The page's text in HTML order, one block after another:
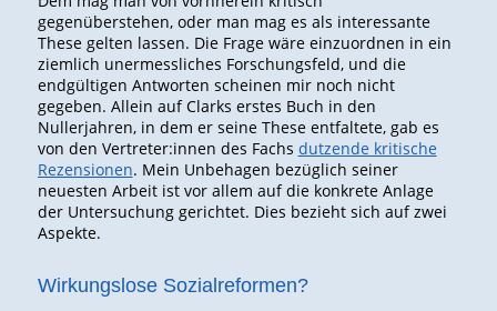
gegenüberstehen, oder man mag es als interessante
These gelten lassen. Die Frage wäre einzuordnen in ein
ziemlich unermessliches Forschungsfeld, und die
endgültigen Antworten scheinen mir noch nicht
gegeben. Allein auf Clarks erstes Buch in den
Nullerjahren, in dem er seine These entfaltete, gab es
von den Vertreter:innen des Fachs dutzende kritische
Rezensionen. Mein Unbehagen bezüglich seiner
neuesten Arbeit ist vor allem auf die konkrete Anlage
der Untersuchung gerichtet. Dies bezieht sich auf zwei
Aspekte.
Wirkungslose Sozialreformen?